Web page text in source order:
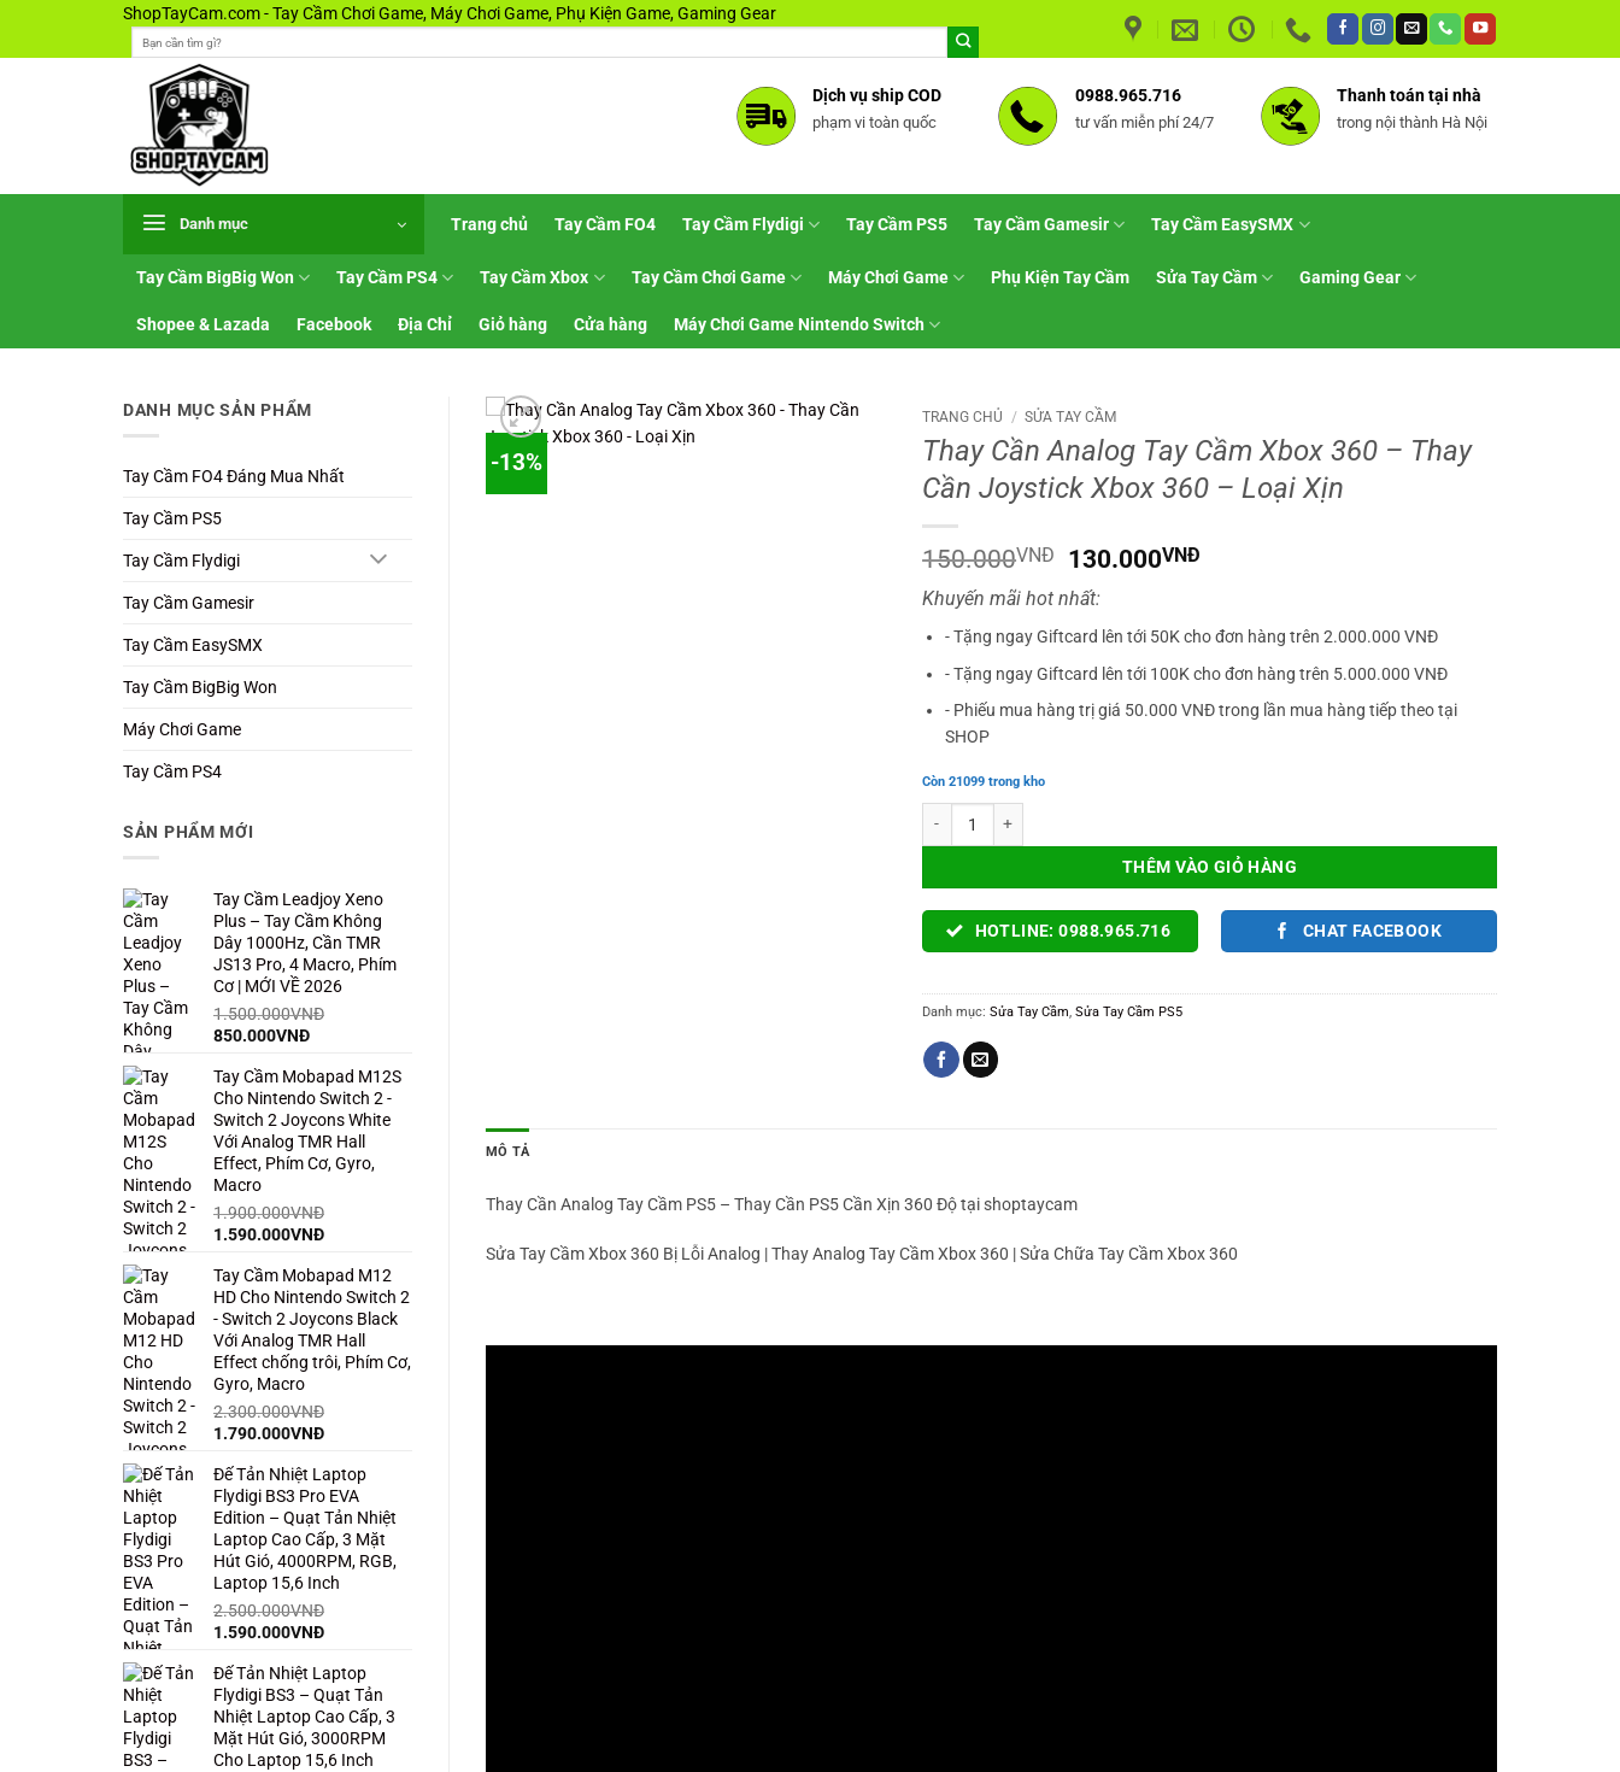
ShopTayCam.com - Tay Cầm Chơi Game, Máy Chơi Game, Phụ Kiện Game, Gaming Gear
kiếm:
Dịch vụ ship COD
phạm vi toàn quốc
0988.965.716
tư vấn miễn phí 24/7
Thanh toán tại nhà
trong nội thành Hà Nội
Danh mục Trang chủ Tay Cầm FO4 Tay Cầm Flydigi Tay Cầm PS5 Tay Cầm Gamesir Tay Cầm EasySMX
Tay Cầm BigBig Won Tay Cầm PS4 Tay Cầm Xbox Tay Cầm Chơi Game Máy Chơi Game Phụ Kiện Tay Cầm Sửa Tay Cầm Gaming Gear
Shopee & Lazada Facebook Địa Chỉ Giỏ hàng Cửa hàng Máy Chơi Game Nintendo Switch
DANH MỤC SẢN PHẨM
Tay Cầm FO4 Đáng Mua Nhất
Tay Cầm PS5
Tay Cầm Flydigi
Tay Cầm Gamesir
Tay Cầm EasySMX
Tay Cầm BigBig Won
Máy Chơi Game
Tay Cầm PS4
SẢN PHẨM MỚI
Tay Cầm Leadjoy Xeno
Plus – Tay Cầm Không
Dây 1000Hz, Cần TMR
JS13 Pro, 4 Macro, Phím
Cơ | MỚI VỀ 2026
1.500.000VNĐ
Giá
là:
1.500.000VNĐ.
850.000VNĐGiá
tại
là:
850.000VNĐ.
Tay Cầm Mobapad M12S
Cho Nintendo Switch 2 -
Switch 2 Joycons White
Với Analog TMR Hall
Effect, Phím Cơ, Gyro,
Macro
1.900.000VNĐ
Giá
là:
1.900.000VNĐ.
1.590.000VNĐGiá
tại
là:
1.590.000VNĐ.
Tay Cầm Mobapad M12
HD Cho Nintendo Switch 2
- Switch 2 Joycons Black
Với Analog TMR Hall
Effect chống trôi, Phím Cơ,
Gyro, Macro
2.300.000VNĐ
Giá
là:
2.300.000VNĐ.
1.790.000VNĐGiá
tại
là:
1.790.000VNĐ.
Đế Tản Nhiệt Laptop
Flydigi BS3 Pro EVA
Edition – Quạt Tản Nhiệt
Laptop Cao Cấp, 3 Mặt
Hút Gió, 4000RPM, RGB,
Laptop 15,6 Inch
2.500.000VNĐ
Giá
là:
2.500.000VNĐ.
1.590.000VNĐGiá
tại
là:
1.590.000VNĐ.
Đế Tản Nhiệt Laptop
Flydigi BS3 – Quạt Tản
Nhiệt Laptop Cao Cấp, 3
Mặt Hút Gió, 3000RPM
Cho Laptop 15,6 Inch
-13%
TRANG CHỦ / SỬA TAY CẦM
Thay Cần Analog Tay Cầm Xbox 360 – Thay
Cần Joystick Xbox 360 – Loại Xịn
150.000VNĐ
Giá
gốc
là:
150.000VNĐ.
130.000VNĐ
là:
Khuyến mãi hot nhất:
- Tặng ngay Giftcard lên tới 50K cho đơn hàng trên 2.000.000 VNĐ
- Tặng ngay Giftcard lên tới 100K cho đơn hàng trên 5.000.000 VNĐ
- Phiếu mua hàng trị giá 50.000 VNĐ trong lần mua hàng tiếp theo tại
SHOP
Còn 21099 trong kho
THÊM VÀO GIỎ HÀNG
HOTLINE: 0988.965.716 CHAT FACEBOOK
Danh mục:Sửa Tay Cầm ,Sửa Tay Cầm PS5
MÔ TẢ
Thay Cần Analog Tay Cầm PS5 – Thay Cần PS5 Cần Xịn 360 Độ tại shoptaycam
Sửa Tay Cầm Xbox 360 Bị Lỗi Analog | Thay Analog Tay Cầm Xbox 360 | Sửa Chữa Tay Cầm Xbox 360